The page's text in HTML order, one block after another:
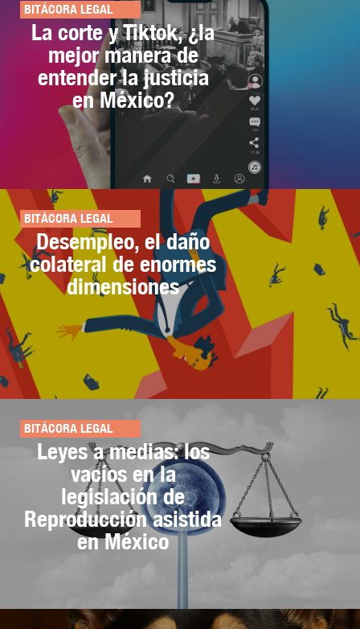
BITÁCORA LEGAL
La corte y Tiktok, ¿la
mejor manera de
entender la justicia
en México?
BITÁCORA LEGAL
Desempleo, el daño
colateral de enormes
dimensiones
BITÁCORA LEGAL
Leyes a medias: los
vacíos en la
legislación de
Reproducción asistida
en México